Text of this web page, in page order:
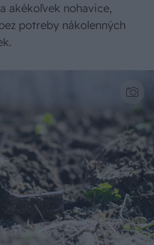
akékoľvek nohavice,
potreby nákolenných